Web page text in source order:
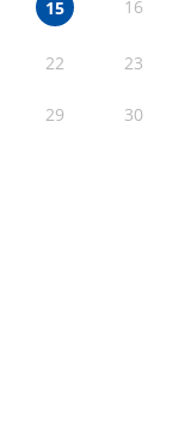
15 16
22 23
29 30